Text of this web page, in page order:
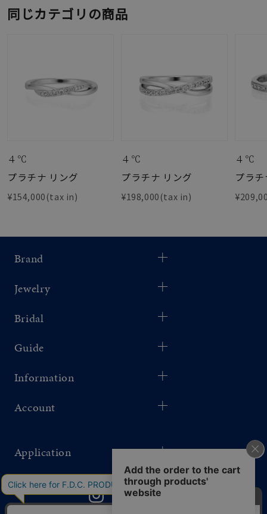
同じカテゴリの商品
４℃
プラチナ リング
¥154,000(tax in)
４℃
プラチナ リング
¥198,000(tax in)
４℃
プラ
Brand
Jewelry
Bridal
Guide
Information
Account
Application